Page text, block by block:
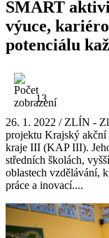
SMART
výuce,
potenciálu
13
26. 1. 2022 / ZLÍN -
projektu Krajský akční
kraje III (KAP III).
středních školách,
oblastech vzdělávání,
práce a inovací....